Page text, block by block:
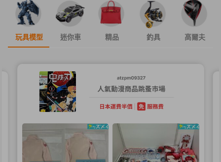
玩具模型 迷你車 精品 釣具 高爾夫